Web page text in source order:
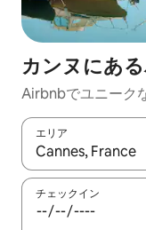
カンヌにあ
Airbnbでユニーク
エリア
検索結果が表示さ
チェックイン